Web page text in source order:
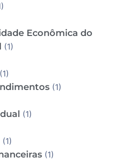
Econômica do
(1)
(1)
(1)
(1)
(1)
(1)